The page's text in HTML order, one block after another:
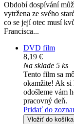
Období dospívání
vytržena ze svého
co se její otec musí
Francisca...
DVD film
8,19 €
Na sklade 5 ks
Tento film sa
okamžite! Ak si
odošleme vám
pracovný deň.
Pridať do
Vložiť do košíka